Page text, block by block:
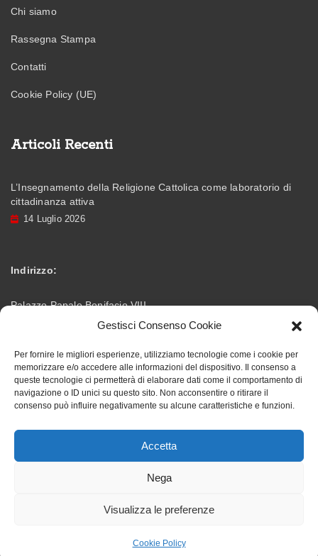
Gestisci Consenso Cookie
Per fornire le migliori esperienze, utilizziamo tecnologie come i cookie per
memorizzare e/o accedere alle informazioni del dispositivo. Il consenso a
queste tecnologie ci permetterà di elaborare dati come il comportamento di
navigazione o ID unici su questo sito. Non acconsentire o ritirare il
consenso può influire negativamente su alcune caratteristiche e funzioni.
Accetta
Nega
Visualizza le preferenze
Cookie Policy
Chi siamo
Rassegna Stampa
Contatti
Cookie Policy (UE)
Articoli Recenti
L’Insegnamento della Religione Cattolica come laboratorio di
cittadinanza attiva
14 Luglio 2026
Indirizzo:
Palazzo Papale Bonifacio VIII
Email: info@accademiabonifaciana.eu
Telefono:328 5354419
Accademia Bonifaciana ©. All rights reserved, designed by